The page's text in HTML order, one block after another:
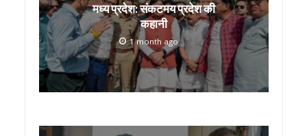
मध्य प्रदेश: संकटमय प्रदेश की
कहानी
1 month ago